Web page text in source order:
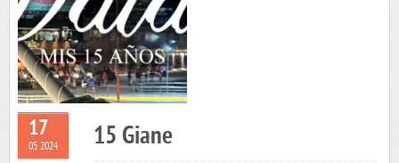
17
05 2024 15 Giane